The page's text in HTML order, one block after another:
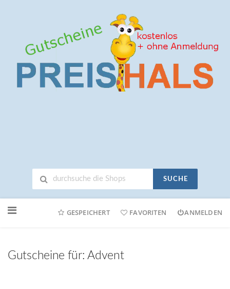
SUCHE
Online-
GESPEICHERT FAVORITEN ANMELDEN
Gutscheine für:Advent